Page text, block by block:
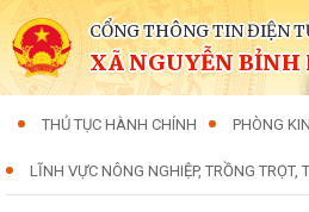
CỔNG THÔNG TIN ĐIỆN
XÃ NGUYỄN
THỦ TỤC HÀNH CHÍNH PHÒNG
LĨNH VỰC NÔNG NGHIỆP, TRỒNG TRỌT,